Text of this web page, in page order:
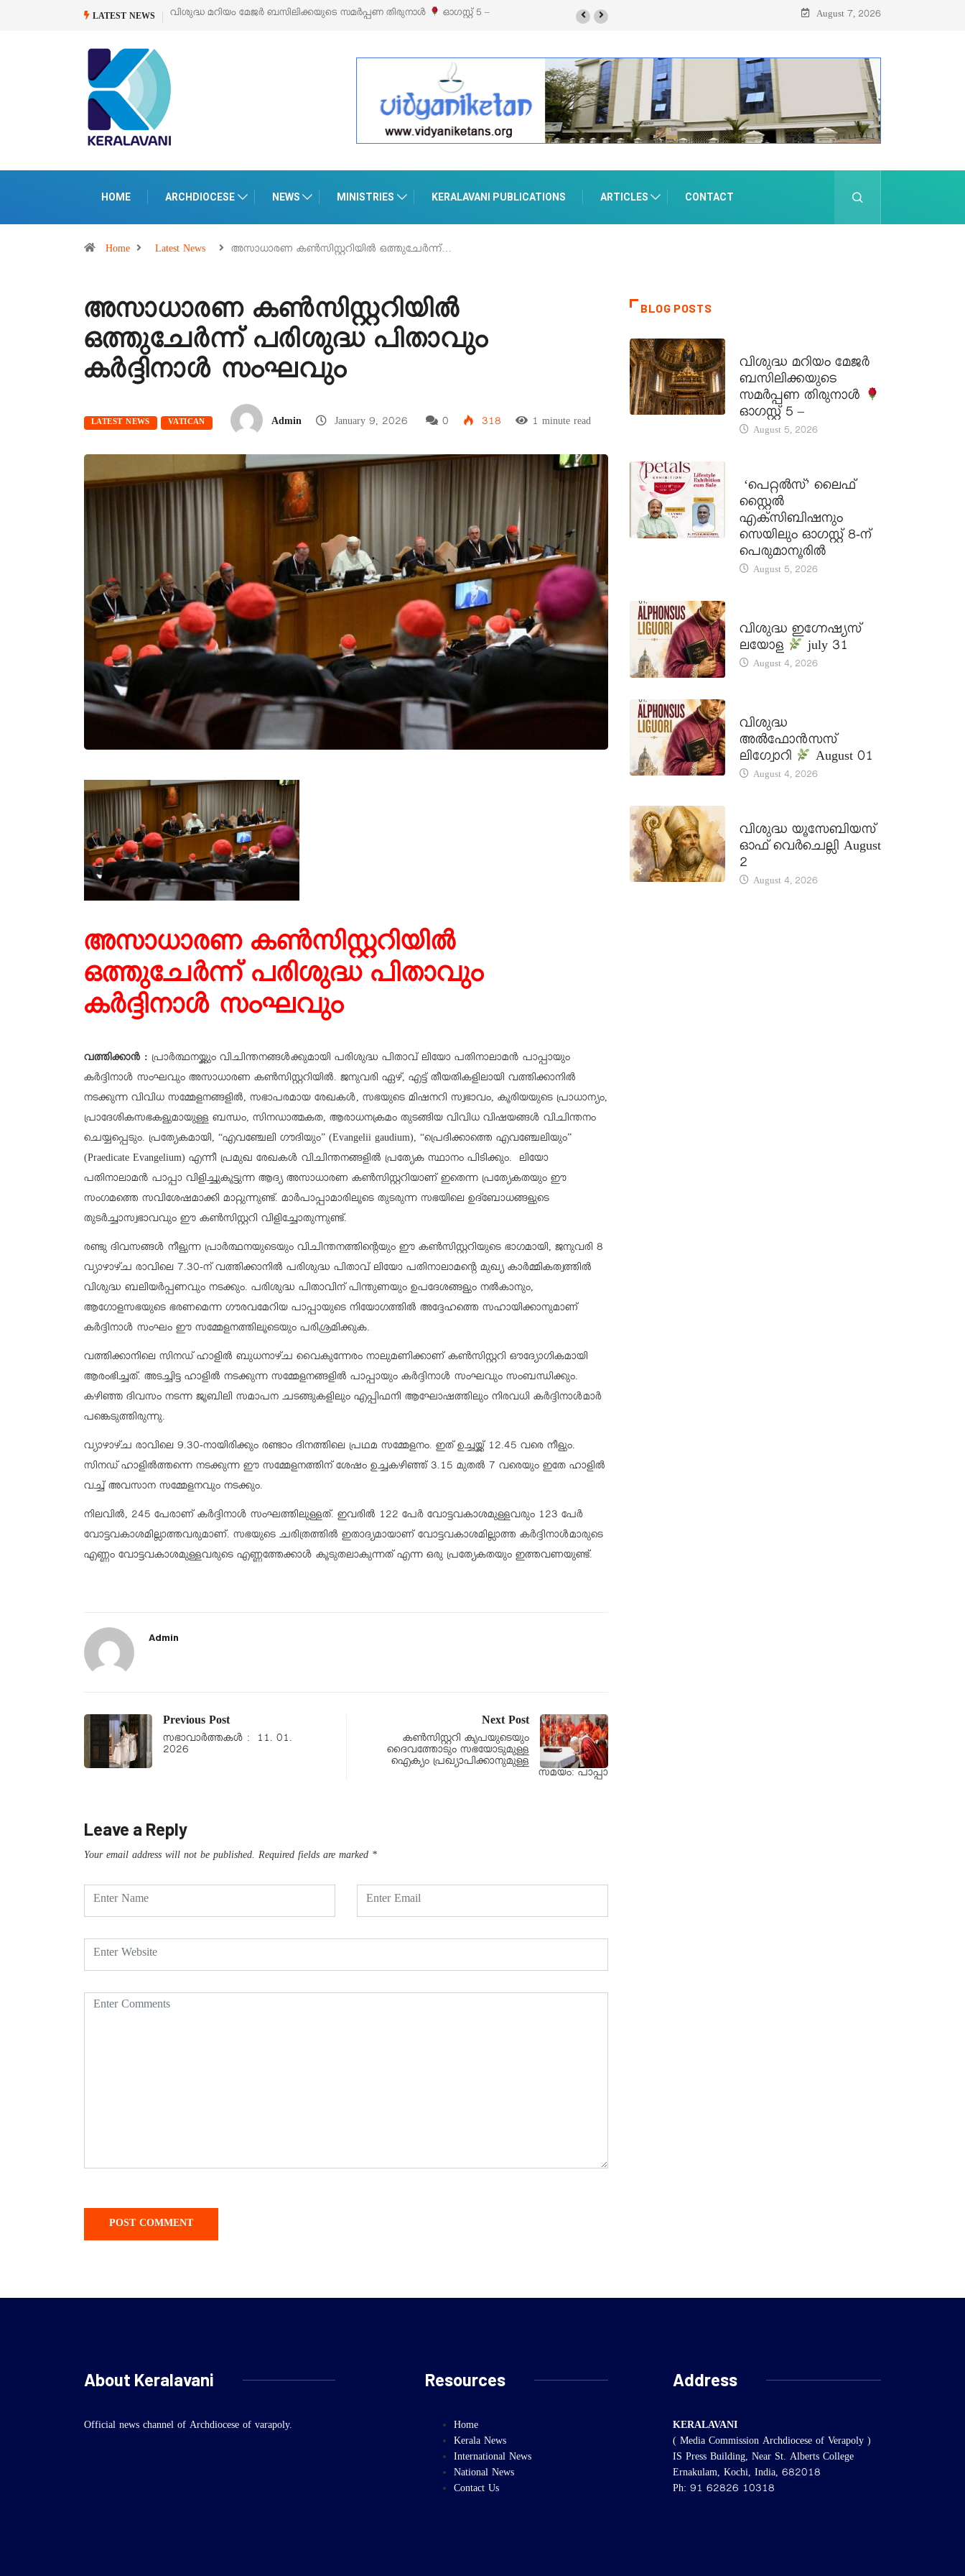
LATEST NEWS
സമർപ്പണ തിരുനാൾ ഓഗസ്റ്റ് 5 –‘പെറ്റൽസ്’ ലൈഫ് സ്റ്റൈൽ എക്സിബിഷനും സെയിലും ഓഗസ്റ്റ് 8-ന്
August 7, 2026
HOME ARCHDIOCESE NEWS MINISTRIES KERALAVANI PUBLICATIONS ARTICLES CONTACT
Home Latest News അസാധാരണ കൺസിസ്റ്ററിയിൽ ഒത്തുചേർന്ന്…
അസാധാരണ കൺസിസ്റ്ററിയിൽ
ഒത്തുചേർന്ന് പരിശുദ്ധ പിതാവും
കർദ്ദിനാൾ സംഘവും
LATEST NEWS VATICAN Admin January 9, 2026 0 318 1 minute read
അസാധാരണ കൺസിസ്റ്ററിയിൽ
ഒത്തുചേർന്ന് പരിശുദ്ധ പിതാവും
കർദ്ദിനാൾ സംഘവും
വത്തിക്കാന്‍ : പ്രാർത്ഥനയ്ക്കും വിചിന്തനങ്ങൾക്കുമായി പരിശുദ്ധ പിതാവ് ലിയോ പതിനാലാമൻ പാപ്പായും
കർദ്ദിനാൾ സംഘവും അസാധാരണ കൺസിസ്റ്ററിയിൽ. ജനുവരി ഏഴ്, എട്ട് തീയതികളിലായി വത്തിക്കാനിൽ
നടക്കുന്ന വിവിധ സമ്മേളനങ്ങളിൽ, സഭാപരമായ രേഖകൾ, സഭയുടെ മിഷനറി സ്വഭാവം, കൂരിയയുടെ പ്രാധാന്യം,
പ്രാദേശികസഭകളുമായുള്ള ബന്ധം, സിനഡാത്മകത, ആരാധനക്രമം തുടങ്ങിയ വിവിധ വിഷയങ്ങൾ വിചിന്തനം
ചെയ്യപ്പെടും. പ്രത്യേകമായി, “എവഞ്ചേലി ഗൗദിയും” (Evangelii gaudium), “പ്രെദിക്കാത്തെ എവഞ്ചേലിയും”
(Praedicate Evangelium) എന്നീ പ്രമുഖ രേഖകൾ വിചിന്തനങ്ങളിൽ പ്രത്യേക സ്ഥാനം പിടിക്കും. ലിയോ
പതിനാലാമൻ പാപ്പാ വിളിച്ചുകൂട്ടുന്ന ആദ്യ അസാധാരണ കൺസിസ്റ്ററിയാണ് ഇതെന്ന പ്രത്യേകതയും ഈ
സംഗമത്തെ സവിശേഷമാക്കി മാറ്റുന്നുണ്ട്. മാർപാപ്പാമാരിലൂടെ തുടരുന്ന സഭയിലെ ഉദ്‌ബോധങ്ങളുടെ
തുടർച്ചാസ്വഭാവവും ഈ കൺസിസ്റ്ററി വിളിച്ചോതുന്നുണ്ട്.
രണ്ടു ദിവസങ്ങൾ നീളുന്ന പ്രാർത്ഥനയുടെയും വിചിന്തനത്തിന്റെയും ഈ കൺസിസ്റ്ററിയുടെ ഭാഗമായി, ജനുവരി 8
വ്യാഴാഴ്ച രാവിലെ 7.30-ന് വത്തിക്കാനിൽ പരിശുദ്ധ പിതാവ് ലിയോ പതിനാലാമന്റെ മുഖ്യ കാർമ്മികത്വത്തിൽ
വിശുദ്ധ ബലിയർപ്പണവും നടക്കും. പരിശുദ്ധ പിതാവിന് പിന്തുണയും ഉപദേശങ്ങളും നൽകാനും,
ആഗോളസഭയുടെ ഭരണമെന്ന ഗൗരവമേറിയ പാപ്പായുടെ നിയോഗത്തിൽ അദ്ദേഹത്തെ സഹായിക്കാനുമാണ്
കർദ്ദിനാൾ സംഘം ഈ സമ്മേളനത്തിലൂടെയും പരിശ്രമിക്കുക.
വത്തിക്കാനിലെ സിനഡ് ഹാളിൽ ബുധനാഴ്ച വൈകുന്നേരം നാലുമണിക്കാണ് കൺസിസ്റ്ററി ഔദ്യോഗികമായി
ആരംഭിച്ചത്. അടച്ചിട്ട ഹാളിൽ നടക്കുന്ന സമ്മേളനങ്ങളിൽ പാപ്പായും കർദ്ദിനാൾ സംഘവും സംബന്ധിക്കും.
കഴിഞ്ഞ ദിവസം നടന്ന ജൂബിലി സമാപന ചടങ്ങുകളിലും എപ്പിഫനി ആഘോഷത്തിലും നിരവധി കർദ്ദിനാൾമാർ
പങ്കെടുത്തിരുന്നു.
വ്യാഴാഴ്ച രാവിലെ 9.30-നായിരിക്കും രണ്ടാം ദിനത്തിലെ പ്രഥമ സമ്മേളനം. ഇത് ഉച്ചയ്ക്ക് 12.45 വരെ നീളും.
സിനഡ് ഹാളിൽത്തന്നെ നടക്കുന്ന ഈ സമ്മേളനത്തിന് ശേഷം ഉച്ചകഴിഞ്ഞ് 3.15 മുതൽ 7 വരെയും ഇതേ ഹാളിൽ
വച്ച് അവസാന സമ്മേളനവും നടക്കും.
നിലവിൽ, 245 പേരാണ് കർദ്ദിനാൾ സംഘത്തിലുള്ളത്. ഇവരിൽ 122 പേർ വോട്ടവകാശമുള്ളവരും 123 പേർ
വോട്ടവകാശമില്ലാത്തവരുമാണ്. സഭയുടെ ചരിത്രത്തിൽ ഇതാദ്യമായാണ് വോട്ടവകാശമില്ലാത്ത കർദ്ദിനാൾമാരുടെ
എണ്ണം വോട്ടവകാശമുള്ളവരുടെ എണ്ണത്തേക്കാൾ കൂടുതലാകുന്നത് എന്ന ഒരു പ്രത്യേകതയും ഇത്തവണയുണ്ട്.
Admin
Previous Post
സഭാവാര്‍ത്തകള്‍ : 11. 01.
2026
Next Post
കണ്‍സിസ്റ്ററി കൃപയുടെയും
ദൈവത്തോടും സഭയോടുമുള്ള
ഐക്യം പ്രഖ്യാപിക്കാനുമുള്ള
സമയം: പാപ്പാ
Leave a Reply
Your email address will not be published. Required fields are marked *
BLOG POSTS
വിശുദ്ധ മറിയം മേജർ
ബസിലിക്കയുടെ
സമർപ്പണ തിരുനാൾ
ഓഗസ്റ്റ് 5 –
August 5, 2026
‘പെറ്റൽസ്’ ലൈഫ്
സ്റ്റൈൽ
എക്സിബിഷനും
സെയിലും ഓഗസ്റ്റ് 8-ന്
പെരുമാനൂരിൽ
August 5, 2026
വിശുദ്ധ ഇഗ്നേഷ്യസ്
ലയോള
july 31
August 4, 2026
വിശുദ്ധ
അൽഫോൻസസ്
ലിഗ്വോറി
August 01
August 4, 2026
വിശുദ്ധ യൂസേബിയസ്
ഓഫ് വെർചെല്ലി August
2
August 4, 2026
About Keralavani
Official news channel of Archdiocese of varapoly.
Resources
Home
Kerala News
International News
National News
Contact Us
Address
KERALAVANI
( Media Commission Archdiocese of Verapoly )
IS Press Building, Near St. Alberts College
Ernakulam, Kochi, India, 682018
Ph: 91 62826 10318